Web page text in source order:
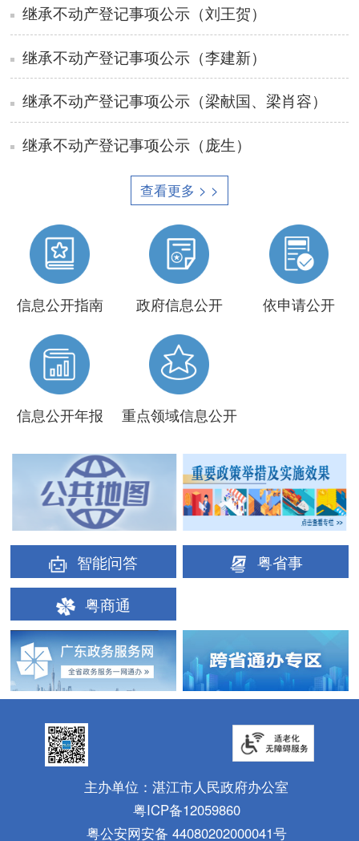
继承不动产登记事项公示（刘王贺）
继承不动产登记事项公示（李建新）
继承不动产登记事项公示（梁献国、梁肖容）
继承不动产登记事项公示（庞生）
查看更多 > >
信息公开指南 政府信息公开 依申请公开
信息公开年报 重点领域信息公开
智能问答
粤省事
粤商通
主办单位：湛江市人民政府办公室
粤ICP备12059860
粤公安网安备 44080202000041号